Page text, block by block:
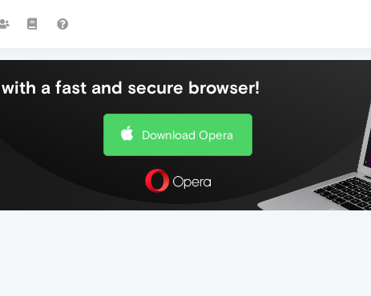
a fast and secure browser!
Download Opera